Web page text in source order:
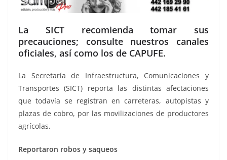
La SICT recomienda tomar sus
precauciones; consulte nuestros canales
oficiales, así como los de CAPUFE.
La Secretaría de Infraestructura, Comunicaciones y
Transportes (SICT) reporta las distintas afectaciones
que todavía se registran en carreteras, autopistas y
plazas de cobro, por las movilizaciones de productores
agrícolas.
Reportaron robos y saqueos